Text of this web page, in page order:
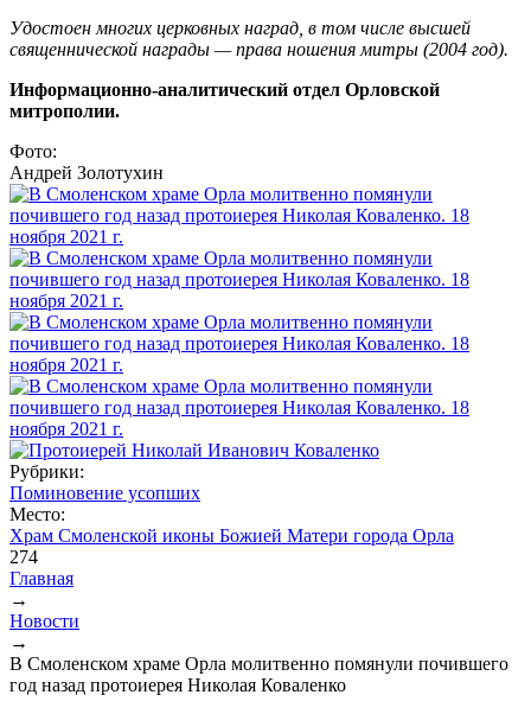
Удостоен многих церковных наград, в том числе высшей
священнической награды — права ношения митры (2004 год).
Информационно-аналитический отдел Орловской
митрополии.
Фото:
Андрей Золотухин
Рубрики:
Поминовение усопших
Место:
Храм Смоленской иконы Божией Матери города Орла
274
Вы здесь
Главная
→
Новости
→
В Смоленском храме Орла молитвенно помянули почившего
год назад протоиерея Николая Коваленко